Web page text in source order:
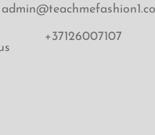
+37126007107